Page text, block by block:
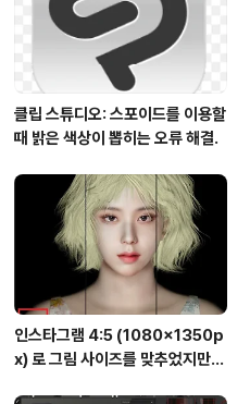
클립 스튜디오: 스포이드를 이용할
때 밝은 색상이 뽑히는 오류 해결.
인스타그램 4:5 (1080x1350p
x) 로 그림 사이즈를 맞추었지만